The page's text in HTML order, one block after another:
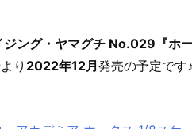
ング・ヤマグチ No.029『ホ
より 2022年12月発売の予定です♪